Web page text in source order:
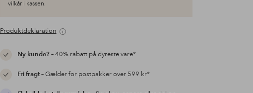
vilkår i kassen.
Produktdeklaration
Ny kunde?– 40% rabatt på dyreste vare*
Fri fragt– Gælder for postpakker over 599 kr*